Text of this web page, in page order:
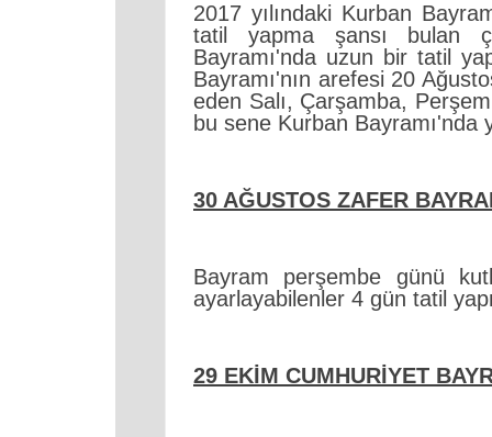
2017 yılındaki Kurban
tatil yapma şansı bulan
Bayramı'nda uzun bir tatil
Bayramı'nın arefesi 20
eden Salı, Çarşamba,
bu sene Kurban
30 AĞUSTOS ZAFER
Bayram perşembe günü
ayarlayabilenler 4 gün tatil
29 EKİM CUMHURİYET